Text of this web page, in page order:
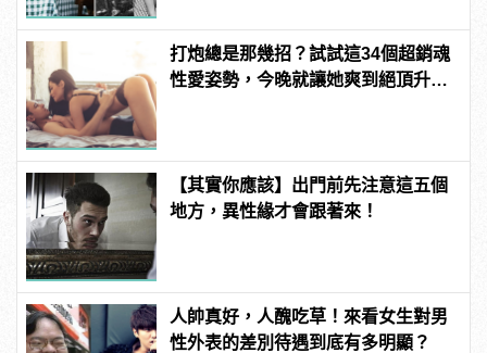
打炮總是那幾招？試試這34個超銷魂
性愛姿勢，今晚就讓她爽到絕頂升
【其實你應該】出門前先注意這五個
地方，異性緣才會跟著來！
人帥真好，人醜吃草！來看女生對男
性外表的差別待遇到底有多明顯？